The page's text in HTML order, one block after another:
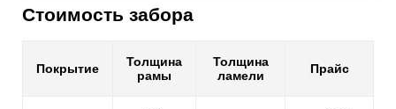
Стоимость забора
Покрытие
Толщина
рамы
Толщина
ламели
Прайс